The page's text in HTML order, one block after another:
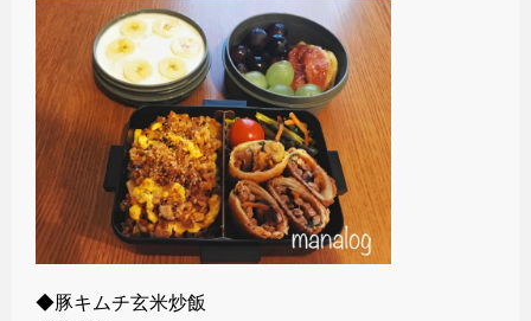
◆豚キムチ玄米炒飯